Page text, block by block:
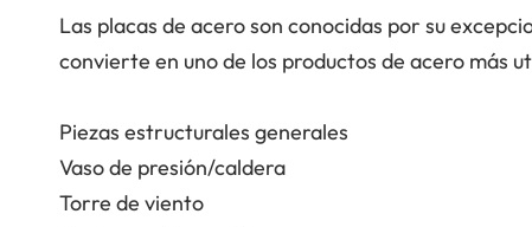
Las placas de acero son conocidas por su
convierte en uno de los productos de acero más
Piezas estructurales generales
Vaso de presión/caldera
Torre de viento